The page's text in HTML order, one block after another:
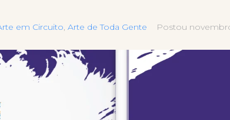
em Circuito, Arte de Toda Gente Postou